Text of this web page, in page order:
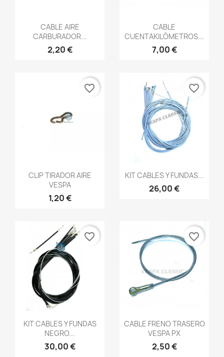
Vista rápida
CABLE AIRE
CARBURADOR...
2,20 €
Vista rápida
CABLE
CUENTAKILÓMETROS...
7,00 €
Vista rápida
CLIP TIRADOR AIRE
VESPA
1,20 €
favorite_border
Vista rápida
KIT CABLES Y FUNDAS...
26,00 €
favorite_border
Vista rápida
KIT CABLES Y FUNDAS
NEGRO...
30,00 €
favorite_border
 Vista rápida
CABLE FRENO TRASERO
VESPA PX
2,50 €
favorite_border